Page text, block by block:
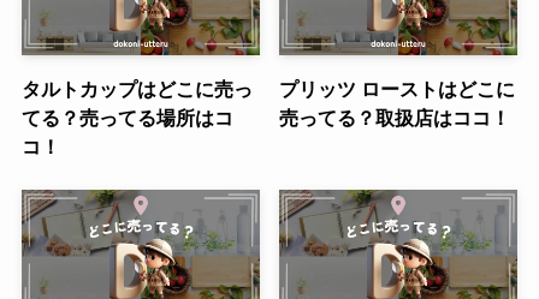
タルトカップはどこに売っ
てる？売ってる場所はコ
コ！
プリッツ ローストはどこに
売ってる？取扱店はココ！